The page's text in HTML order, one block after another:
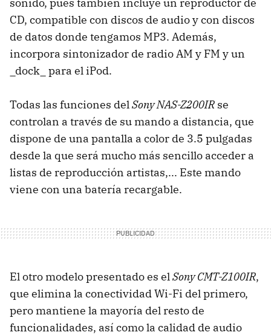
CD, compatible con discos de audio y con discos
de datos donde tengamos MP3. Además,
incorpora sintonizador de radio AM y FM y un
_dock_ para el iPod.
Todas las funciones del Sony NAS-Z200IR se
controlan a través de su mando a distancia, que
dispone de una pantalla a color de 3.5 pulgadas
desde la que será mucho más sencillo acceder a
listas de reproducción artistas,... Este mando
viene con una batería recargable.
El otro modelo presentado es el Sony CMT-Z100IR,
que elimina la conectividad Wi-Fi del primero,
pero mantiene la mayoría del resto de
funcionalidades, así como la calidad de audio